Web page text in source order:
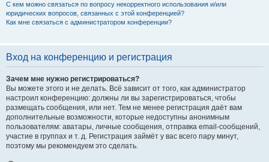
С кем можно связаться по вопросу некорректного использования и/или
юридических вопросов, связанных с этой конференцией?
Как мне связаться с администратором конференции?
Вход на конференцию и регистрация
Зачем мне нужно регистрироваться?
Вы можете этого и не делать. Всё зависит от того, как администратор
настроил конференцию: должны ли вы зарегистрироваться, чтобы
размещать сообщения, или нет. Тем не менее регистрация даёт вам
дополнительные возможности, которые недоступны анонимным
пользователям: аватары, личные сообщения, отправка email-сообщений,
участие в группах и т. д. Регистрация займёт у вас всего пару минут,
поэтому мы рекомендуем это сделать.